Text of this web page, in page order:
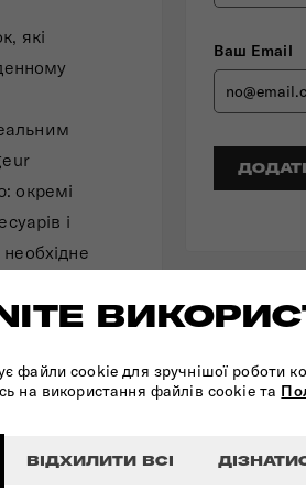
файли cookie для зручнішої роботи
на використання файлів cookie та
ВІДХИЛИТИ ВСІ
які
окремі
і
TUMI,
колекція
Ваш Email